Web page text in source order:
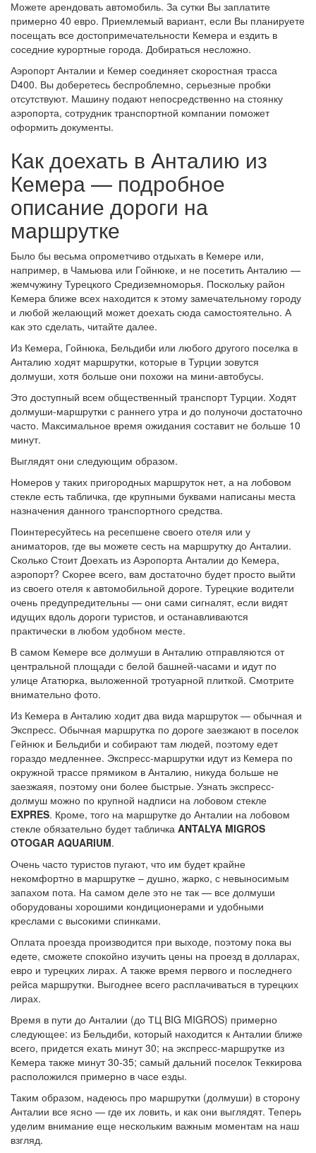
Можете арендовать автомобиль. За сутки Вы заплатите
примерно 40 евро. Приемлемый вариант, если Вы планируете
посещать все достопримечательности Кемера и ездить в
соседние курортные города. Добираться несложно.
Аэропорт Анталии и Кемер соединяет скоростная трасса
D400. Вы доберетесь беспроблемно, серьезные пробки
отсутствуют. Машину подают непосредственно на стоянку
аэропорта, сотрудник транспортной компании поможет
оформить документы.
Как доехать в Анталию из
Кемера — подробное
описание дороги на
маршрутке
Было бы весьма опрометчиво отдыхать в Кемере или,
например, в Чамьюва или Гойнюке, и не посетить Анталию —
жемчужину Турецкого Средиземноморья. Поскольку район
Кемера ближе всех находится к этому замечательному городу
и любой желающий может доехать сюда самостоятельно. А
как это сделать, читайте далее.
Из Кемера, Гойнюка, Бельдиби или любого другого поселка в
Анталию ходят маршрутки, которые в Турции зовутся
долмуши, хотя больше они похожи на мини-автобусы.
Это доступный всем общественный транспорт Турции. Ходят
долмуши-маршрутки с раннего утра и до полуночи достаточно
часто. Максимальное время ожидания составит не больше 10
минут.
Выглядят они следующим образом.
Номеров у таких пригородных маршруток нет, а на лобовом
стекле есть табличка, где крупными буквами написаны места
назначения данного транспортного средства.
Поинтересуйтесь на ресепшене своего отеля или у
аниматоров, где вы можете сесть на маршрутку до Анталии.
Сколько Стоит Доехать из Аэропорта Анталии до Кемера,
аэропорт? Скорее всего, вам достаточно будет просто выйти
из своего отеля к автомобильной дороге. Турецкие водители
очень предупредительны — они сами сигналят, если видят
идущих вдоль дороги туристов, и останавливаются
практически в любом удобном месте.
В самом Кемере все долмуши в Анталию отправляются от
центральной площади с белой башней-часами и идут по
улице Ататюрка, выложенной тротуарной плиткой. Смотрите
внимательно фото.
Из Кемера в Анталию ходит два вида маршруток — обычная и
Экспресс. Обычная маршрутка по дороге заезжают в поселок
Гейнюк и Бельдиби и собирают там людей, поэтому едет
гораздо медленнее. Экспресс-маршрутки идут из Кемера по
окружной трассе прямиком в Анталию, никуда больше не
заезжаяя, поэтому они более быстрые. Узнать экспресс-
долмуш можно по крупной надписи на лобовом стекле
EXPRES. Кроме, того на маршрутке до Анталии на лобовом
стекле обязательно будет табличка ANTALYA MIGROS
OTOGAR AQUARIUM.
Очень часто туристов пугают, что им будет крайне
некомфортно в маршрутке – душно, жарко, с невыносимым
запахом пота. На самом деле это не так — все долмуши
оборудованы хорошими кондиционерами и удобными
креслами с высокими спинками.
Оплата проезда производится при выходе, поэтому пока вы
едете, сможете спокойно изучить цены на проезд в долларах,
евро и турецких лирах. А также время первого и последнего
рейса маршрутки. Выгоднее всего расплачиваться в турецких
лирах.
Время в пути до Анталии (до ТЦ BIG MIGROS) примерно
следующее: из Бельдиби, который находится к Анталии ближе
всего, придется ехать минут 30; на экспресс-маршрутке из
Кемера также минут 30-35; самый дальний поселок Теккирова
расположился примерно в часе езды.
Таким образом, надеюсь про маршрутки (долмуши) в сторону
Анталии все ясно — где их ловить, и как они выглядят. Теперь
уделим внимание еще нескольким важным моментам на наш
взгляд.